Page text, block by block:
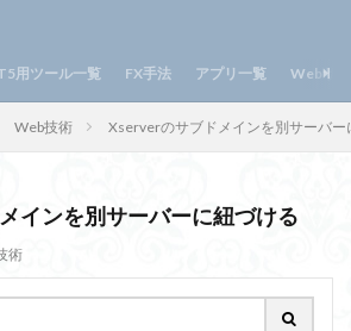
用ツール一覧 FX手法 アプリ一覧 Webサ
Web技術 Xserverのサブドメインを別サーバー
インを別サーバーに紐づける
術